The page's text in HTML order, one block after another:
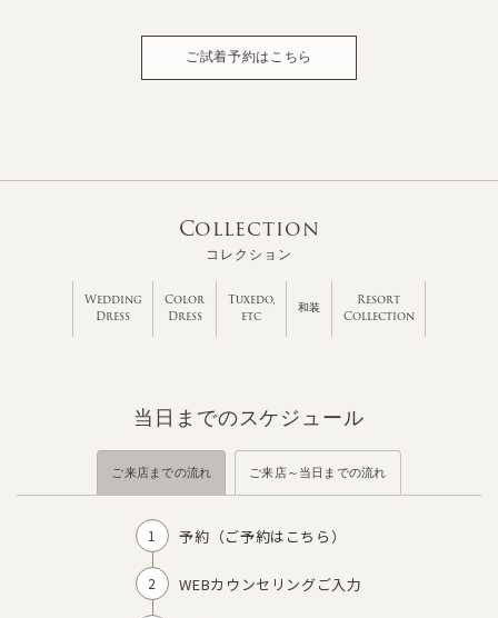
ご試着予約はこちら
Collection
コレクション
Wedding
Dress
Color
Dress
Tuxedo,
etc
和装
Resort
Collection
当日までのスケジュール
ご来店までの流れ ご来店～当日までの流れ
予約（ご予約はこちら）
WEBカウンセリングご入力